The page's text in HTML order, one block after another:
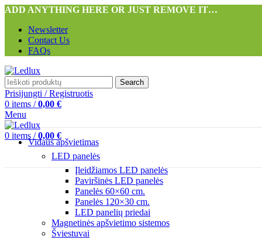
ADD ANYTHING HERE OR JUST REMOVE IT…
Newsletter
Contact Us
FAQs
Search
Prisijungti / Registruotis
0 items / 0,00 €
Menu
0 items / 0,00 €
Vidaus apšvietimas
LED panelės
Įleidžiamos LED panelės
Paviršinės LED panelės
Panelės 60×60 cm.
Panelės 120×30 cm.
LED panelių priedai
Magnetinės apšvietimo sistemos
Šviestuvai